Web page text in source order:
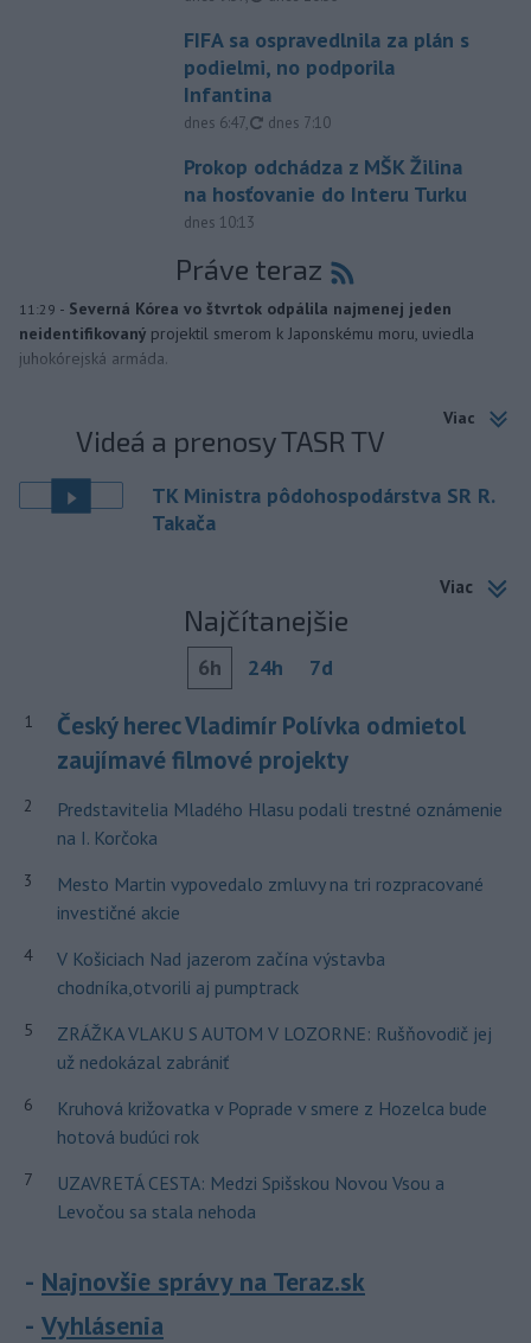
FIFA sa ospravedlnila za plán s
podielmi, no podporila
Infantina
dnes 6:47, aktualizované
dnes 7:10
Prokop odchádza z MŠK Žilina
na hosťovanie do Interu Turku
dnes 10:13
Práve teraz
11:29 - Severná Kórea vo štvrtok odpálila najmenej jeden
neidentifikovaný projektil smerom k Japonskému moru, uviedla
juhokórejská armáda.
Viac
Videá a prenosy TASR TV
TK Ministra pôdohospodárstva SR R.
Takača
Viac
Najčítanejšie
6h 24h 7d
1
Český herec Vladimír Polívka odmietol
zaujímavé filmové projekty
2
Predstavitelia Mladého Hlasu podali trestné oznámenie
na I. Korčoka
3
Mesto Martin vypovedalo zmluvy na tri rozpracované
investičné akcie
4
V Košiciach Nad jazerom začína výstavba
chodníka,otvorili aj pumptrack
5
ZRÁŽKA VLAKU S AUTOM V LOZORNE: Rušňovodič jej
už nedokázal zabrániť
6
Kruhová križovatka v Poprade v smere z Hozelca bude
hotová budúci rok
7
UZAVRETÁ CESTA: Medzi Spišskou Novou Vsou a
Levočou sa stala nehoda
Najnovšie správy na Teraz.sk
Vyhlásenia